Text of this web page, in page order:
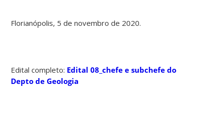
Florianópolis, 5 de novembro de 2020.
Edital completo: Edital 08_chefe e subchefe do
Depto de Geologia